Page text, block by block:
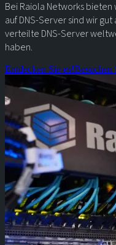
Bei Raiola Networks bieten
auf DNS-Server sind wir
verteilte DNS-Server
haben.
Entdecken Sie es!Besuchen